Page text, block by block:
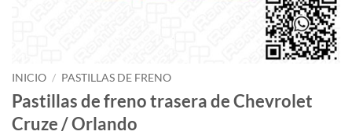
INICIO / PASTILLAS DE FRENO
Pastillas de freno trasera de Chevrolet
Cruze / Orlando